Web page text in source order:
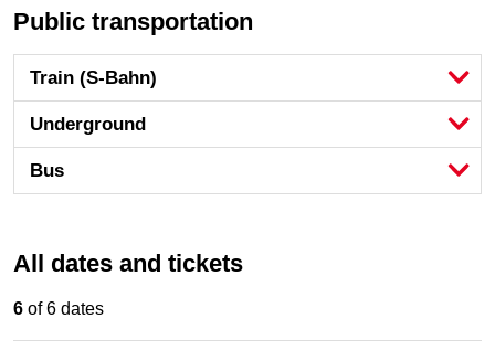
Public transportation
Train (S-Bahn)
Underground
Bus
All dates and tickets
6 of 6 dates